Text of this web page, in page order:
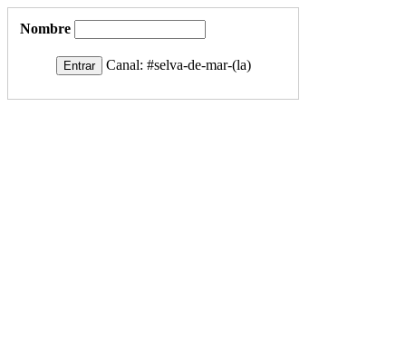
Nombre
Canal: #selva-de-mar-(la)